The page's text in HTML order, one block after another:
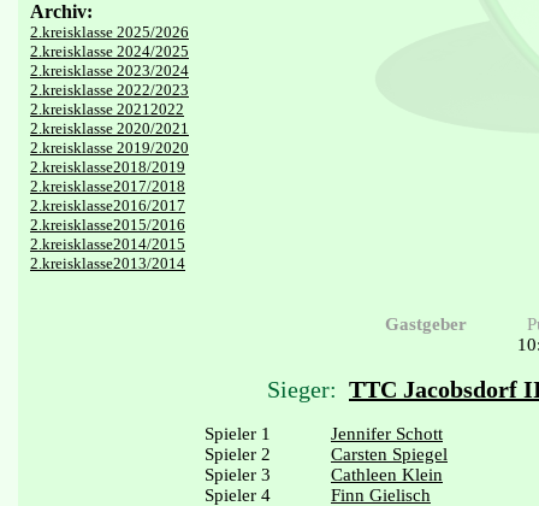
Archiv:
2.kreisklasse 2025/2026
2.kreisklasse 2024/2025
2.kreisklasse 2023/2024
2.kreisklasse 2022/2023
2.kreisklasse 20212022
2.kreisklasse 2020/2021
2.kreisklasse 2019/2020
2.kreisklasse2018/2019
2.kreisklasse2017/2018
2.kreisklasse2016/2017
2.kreisklasse2015/2016
2.kreisklasse2014/2015
2.kreisklasse2013/2014
Gastgeber
Sieger: TTC Jacobsdorf
Spieler 1
Jennifer Schott
Spieler 2
Carsten Spiegel
Spieler 3
Cathleen Klein
Spieler 4
Finn Gielisch